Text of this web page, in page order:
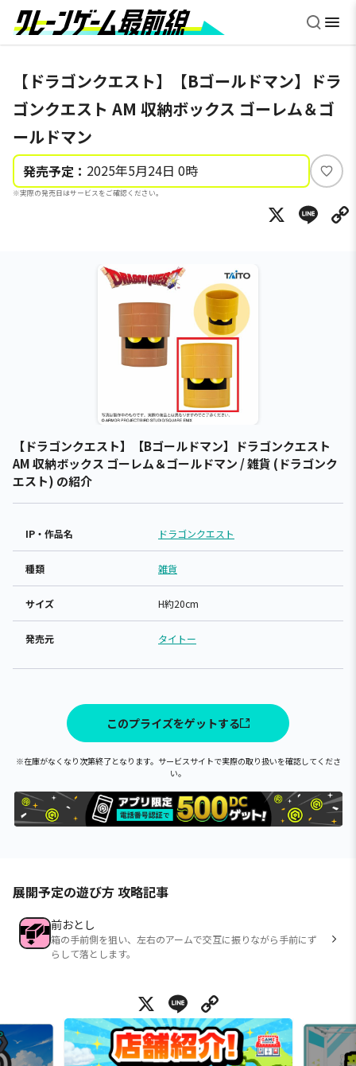
【ドラゴンクエスト】【Bゴールドマン】ドラ
ゴンクエスト AM 収納ボックス ゴーレム＆ゴ
ールドマン
発売予定： 2025年5月24日 0時
※実際の発売日はサービスをご確認ください。
い
ね
X
【ドラゴンクエスト】【Bゴールドマン】ドラゴンクエスト
AM 収納ボックス ゴーレム＆ゴールドマン / 雑貨 (ドラゴンク
エスト) の紹介
IP・作品名 ドラゴンクエスト
種類 雑貨
サイズ H約20cm
発売元 タイトー
このプライズをゲットする
※在庫がなくなり次第終了となります。サービスサイトで実際の取り扱いを確認してくださ
い。
展開予定の遊び方 攻略記事
前おとし
箱の手前側を狙い、左右のアームで交互に振りながら手前にず
らして落とします。
X Line